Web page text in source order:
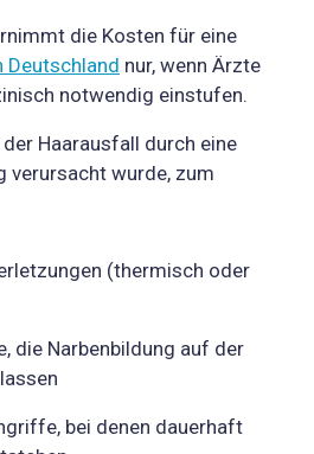
die Kosten für eine
Deutschland nur, wenn Ärzte
notwendig einstufen.
Haarausfall durch eine
verursacht wurde, zum
(thermisch oder
die Narbenbildung auf der
bei denen dauerhaft